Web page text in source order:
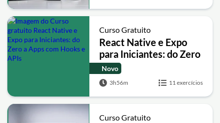
Curso Gratuito
React Native e Expo
para Iniciantes: do Zero
a Apps com Hooks e
APIs
Novo
3h56m 11 exercícios
Curso Gratuito